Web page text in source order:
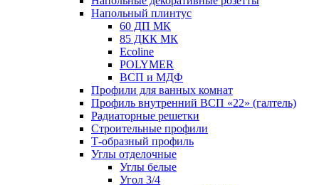
Напольный плинтус
60 ДП МК
85 ДКК МК
Ecoline
POLYMER
ВСП и МДФ
Профили для ванных комнат
Профиль внутренний ВСП «22» (галтель)
Радиаторные решетки
Строительные профили
Т-образный профиль
Углы отделочные
Углы белые
Угол 3/4